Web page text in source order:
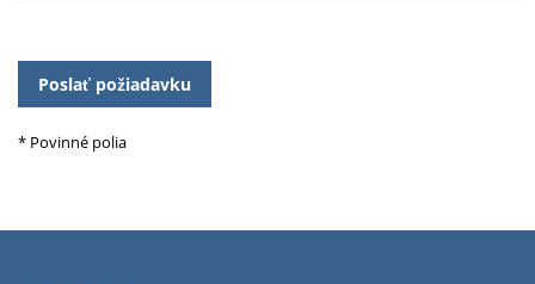
leave
this
empty.
* Povinné polia